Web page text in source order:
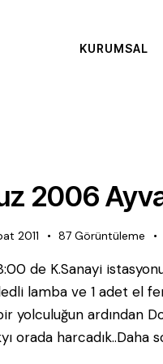
KURUMSAL
2006
2011 87 Görüntüleme
de K.Sanayi
lamba ve 1 adet el
yolculuğun ardından
orada harcadık..Daha